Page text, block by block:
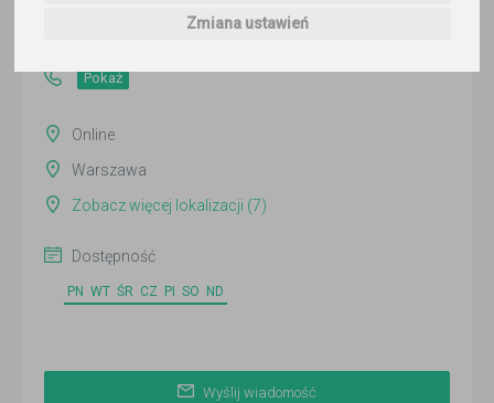
Zmiana ustawień
Pokaż
Online
Warszawa
Zobacz więcej lokalizacji (7)
Dostępność
PN WT ŚR CZ PI SO ND
Wyślij wiadomość